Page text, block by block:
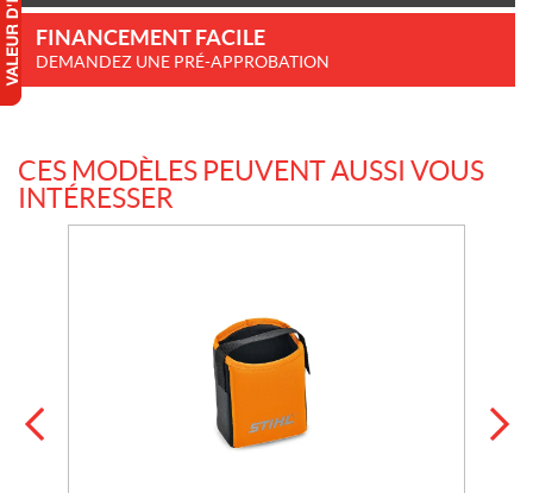
FINANCEMENT FACILE
DEMANDEZ UNE PRÉ-APPROBATION
CES MODÈLES PEUVENT AUSSI VOUS
INTÉRESSER